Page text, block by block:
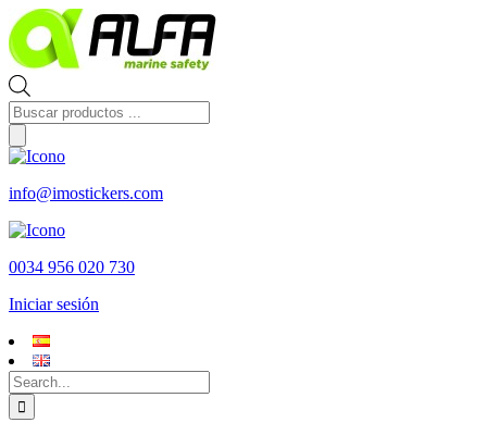
Skip
to
content
Búsqueda
de
productos
info@imostickers.com
0034 956 020 730
Iniciar sesión
Search
for: